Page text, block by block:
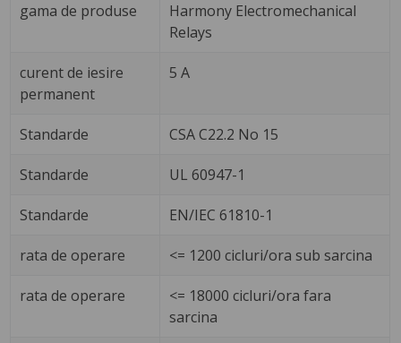
gama de produse
Harmony Electromechanical
Relays
curent de iesire
permanent
5 A
Standarde CSA C22.2 No 15
Standarde UL 60947-1
Standarde EN/IEC 61810-1
rata de operare <= 1200 cicluri/ora sub sarcina
rata de operare
<= 18000 cicluri/ora fara
sarcina